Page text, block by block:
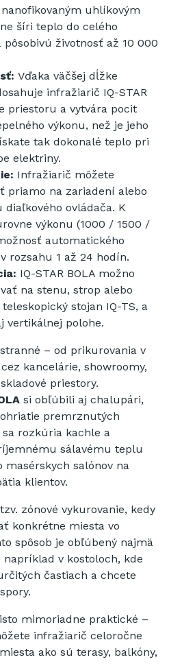
uhlíkovým
šíri teplo do celého
životnosť až 10 000
Vďaka väčšej dĺžke
infražiarič IQ-STAR
priestoru a vytvára pocit
výkonu, než je jeho
tak dokonalé teplo pri
elektriny.
Infražiarič môžete
priamo na zariadení alebo
ovládača. K
výkonu (1000 / 1500 /
automatického
rozsahu 1 až 24 hodín.
IQ-STAR BOLA možno
na stenu, strop alebo
stojan IQ-TS, a
vertikálnej polohe.
– od prikurovania v
kancelárie, showroomy,
priestory.
si obľúbili aj chalupári,
premrznutých
rozkúria kachle a
sálavému teplu
salónov na
klientov.
zónové vykurovanie, kedy
konkrétne miesta vo
spôsob je obľúbený najmä
v kostoloch, kde
častiach a chcete
mimoriadne praktické –
infražiarič celoročne
ako sú terasy, balkóny,